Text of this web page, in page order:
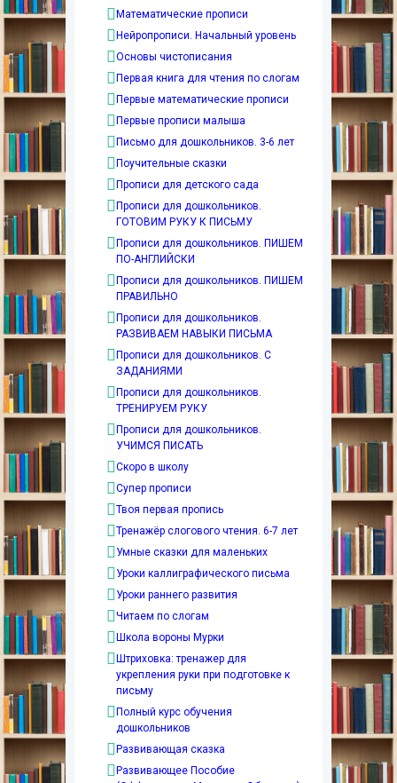
Математические прописи
Нейропрописи. Начальный уровень
Основы чистописания
Первая книга для чтения по слогам
Первые математические прописи
Первые прописи малыша
Письмо для дошкольников. 3-6 лет
Поучительные сказки
Прописи для детского сада
Прописи для дошкольников.
ГОТОВИМ РУКУ К ПИСЬМУ
Прописи для дошкольников. ПИШЕМ
ПО-АНГЛИЙСКИ
Прописи для дошкольников. ПИШЕМ
ПРАВИЛЬНО
Прописи для дошкольников.
РАЗВИВАЕМ НАВЫКИ ПИСЬМА
Прописи для дошкольников. С
ЗАДАНИЯМИ
Прописи для дошкольников.
ТРЕНИРУЕМ РУКУ
Прописи для дошкольников.
УЧИМСЯ ПИСАТЬ
Скоро в школу
Супер прописи
Твоя первая пропись
Тренажёр слогового чтения. 6-7 лет
Умные сказки для маленьких
Уроки каллиграфического письма
Уроки раннего развития
Читаем по слогам
Школа вороны Мурки
Штриховка: тренажер для
укрепления руки при подготовке к
письму
Полный курс обучения
дошкольников
Развивающая сказка
Развивающее Пособие